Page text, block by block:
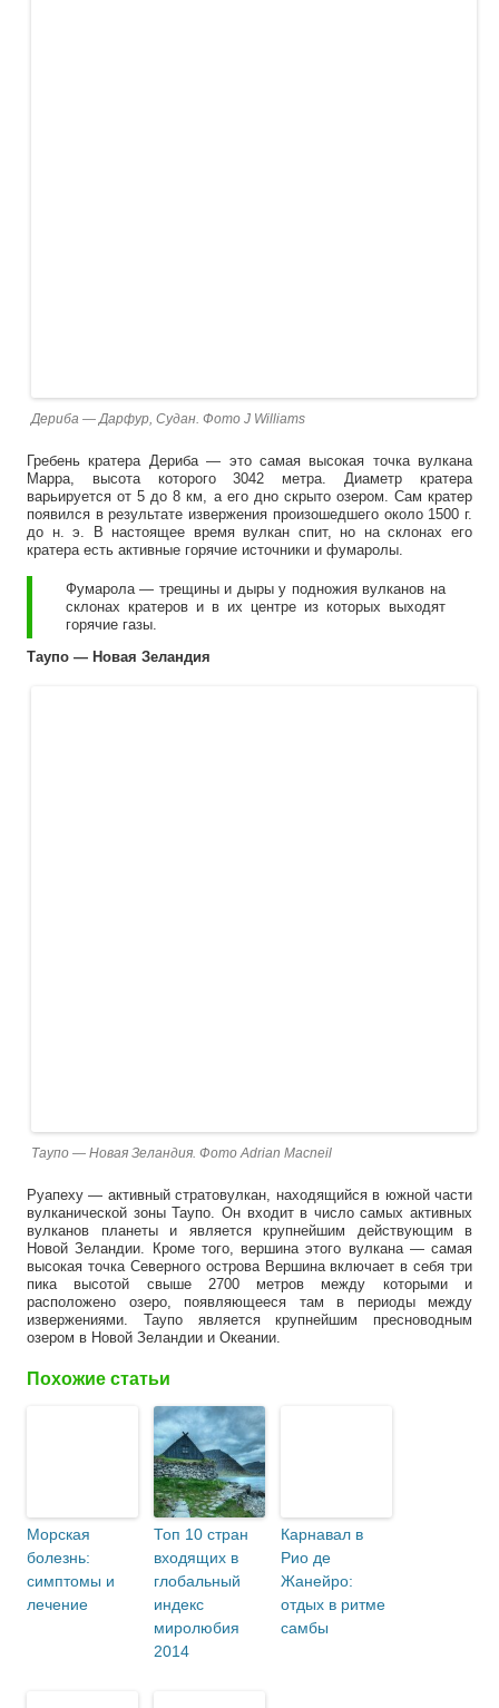
Дериба — Дарфур, Судан. Фото J Williams
Гребень кратера Дериба — это самая высокая точка вулкана
Марра, высота которого 3042 метра. Диаметр кратера
варьируется от 5 до 8 км, а его дно скрыто озером. Сам кратер
появился в результате извержения произошедшего около 1500 г.
до н. э. В настоящее время вулкан спит, но на склонах его
кратера есть активные горячие источники и фумаролы.
Фумарола — трещины и дыры у подножия вулканов на
склонах кратеров и в их центре из которых выходят
горячие газы.
Таупо — Новая Зеландия
Таупо — Новая Зеландия. Фото Adrian Macneil
Руапеху — активный стратовулкан, находящийся в южной части
вулканической зоны Таупо. Он входит в число самых активных
вулканов планеты и является крупнейшим действующим в
Новой Зеландии. Кроме того, вершина этого вулкана — самая
высокая точка Северного острова Вершина включает в себя три
пика высотой свыше 2700 метров между которыми и
расположено озеро, появляющееся там в периоды между
извержениями. Таупо является крупнейшим пресноводным
озером в Новой Зеландии и Океании.
Похожие статьи
Морская
болезнь:
симптомы и
лечение
Топ 10 стран
входящих в
глобальный
индекс
миролюбия
2014
Карнавал в
Рио де
Жанейро:
отдых в ритме
самбы